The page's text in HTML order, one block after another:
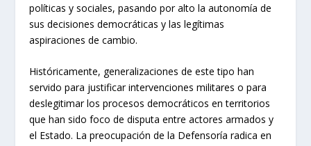
políticas y sociales, pasando por alto la autonomía de
sus decisiones democráticas y las legítimas
aspiraciones de cambio.
Históricamente, generalizaciones de este tipo han
servido para justificar intervenciones militares o para
deslegitimar los procesos democráticos en territorios
que han sido foco de disputa entre actores armados y
el Estado. La preocupación de la Defensoría radica en